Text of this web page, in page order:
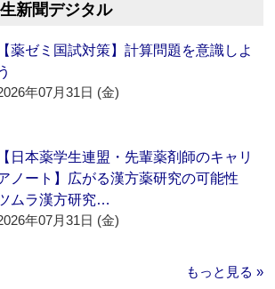
新聞デジタル
【薬ゼミ国試対策】計算問題を意識しよ
う
年07月31日 (金)
【日本薬学生連盟・先輩薬剤師のキャリ
ノート】広がる漢方薬研究の可能性
ムラ漢方研究…
年07月31日 (金)
もっと見る »